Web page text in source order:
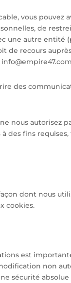
vous pouvez
de
une autre entité
de recours
des
nous autorisez
des fins
dont nous
cookies.
est
non
sécurité